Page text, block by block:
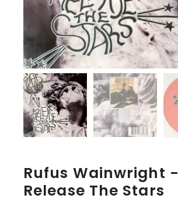
Rufus Wainwright -
Release The Stars